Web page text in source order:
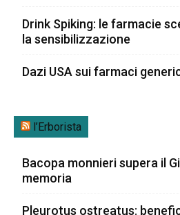
Drink Spiking: le farmacie
la sensibilizzazione
Dazi USA sui farmaci
l’Erborista
Bacopa monnieri supera il
memoria
Pleurotus ostreatus: